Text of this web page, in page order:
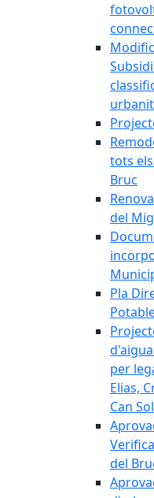
tots
Bruc
del
Pla
per
Elias,
Can
del